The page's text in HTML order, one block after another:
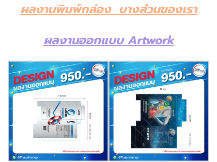
ผลงานพิมพ์กล่อง บางส่วนของเรา
ผลงานออกแบบ Artwork